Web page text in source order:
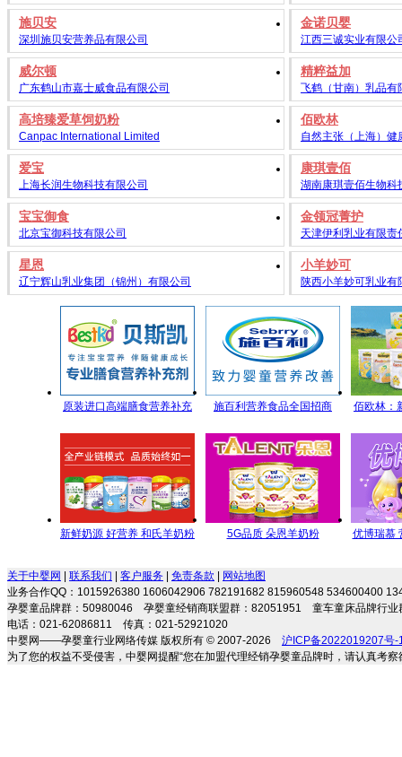
施贝安
深圳施贝安营养品有限公司
金诺贝婴
江西三诚实业有限公
威尔顿
广东鹤山市嘉士威食品有限公司
精粹益加
飞鹤（甘南）乳品有
高培臻爱草饲奶粉
Canpac International Limited
佰欧林
自然主张（上海）
爱宝
上海长润生物科技有限公司
康琪壹佰
湖南康琪壹佰生物科
宝宝御食
北京宝御科技有限公司
金领冠菁护
天津伊利乳业有限责
星恩
辽宁辉山乳业集团（锦州）有限公司
小羊妙可
陕西小羊妙可乳业有
原装进口高端膳食营养补充
长
施百利营养食品全国招商
佰欧林：
新鲜奶源 好营养 和氏羊奶粉
5G品质 朵恩羊奶粉
优博瑞慕
关于中婴网 | 联系我们 | 客户服务 | 免责条款 | 网站地图
业务合作QQ：1015926380 1606042906 782191682 815960548 534600400
孕婴童品牌群：50980046 孕婴童经销商联盟群：82051951 童车童床品牌行
电话：021-62086811 传真：021-52921020
中婴网——孕婴童行业网络传媒 版权所有 © 2007-2026 沪ICP备2022019207号-
为了您的权益不受侵害，中婴网提醒“您在加盟代理经销孕婴童品牌时，请认真考